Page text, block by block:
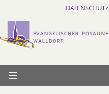
DATENSCHUTZ